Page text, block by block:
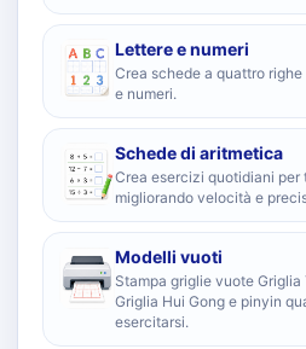
Lettere e numeri
Crea schede a quattro
e numeri.
Schede di aritmetica
Crea esercizi quotidiani per
migliorando velocità e
Modelli vuoti
Stampa griglie vuote
Griglia Hui Gong e pinyin
esercitarsi.